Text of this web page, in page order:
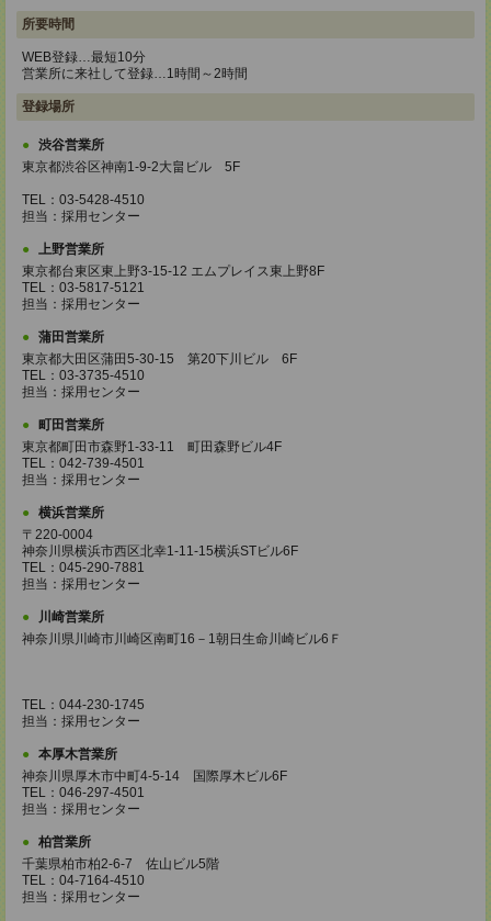
所要時間
WEB登録…最短10分
営業所に来社して登録…1時間～2時間
登録場所
渋谷営業所
東京都渋谷区神南1-9-2大畠ビル 5F
TEL：03-5428-4510
担当：採用センター
上野営業所
東京都台東区東上野3-15-12 エムプレイス東上野8F
TEL：03-5817-5121
担当：採用センター
蒲田営業所
東京都大田区蒲田5-30-15 第20下川ビル 6F
TEL：03-3735-4510
担当：採用センター
町田営業所
東京都町田市森野1-33-11 町田森野ビル4F
TEL：042-739-4501
担当：採用センター
横浜営業所
〒220-0004
神奈川県横浜市西区北幸1-11-15横浜STビル6F
TEL：045-290-7881
担当：採用センター
川崎営業所
神奈川県川崎市川崎区南町16－1朝日生命川崎ビル6Ｆ
TEL：044-230-1745
担当：採用センター
本厚木営業所
神奈川県厚木市中町4-5-14 国際厚木ビル6F
TEL：046-297-4501
担当：採用センター
柏営業所
千葉県柏市柏2-6-7 佐山ビル5階
TEL：04-7164-4510
担当：採用センター